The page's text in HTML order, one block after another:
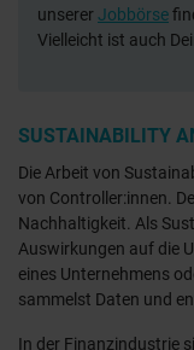
unsererJobbörse
Vielleicht ist auch
SUSTAINABILITY
Die Arbeit von
von Controller:innen.
Nachhaltigkeit. Als
Auswirkungen auf die
eines Unternehmens
sammelst Daten und
In der Finanzindustrie